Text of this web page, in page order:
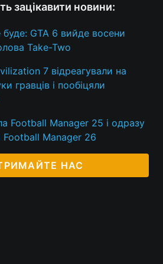
зацікавити новини:
GTA 6 вийде восени
Take-Two
7 відреагували на
гравців і пообіцяли
Football Manager 25 і одразу
Football Manager 26
НАС